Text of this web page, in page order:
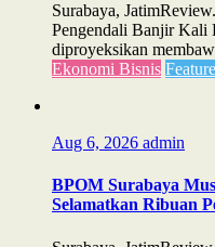
Surabaya,
Pengendali Banjir Kali
diproyeksikan
Ekonomi Bisnis
Aug 6, 2026 admin
BPOM Surabaya
Selamatkan Ribuan